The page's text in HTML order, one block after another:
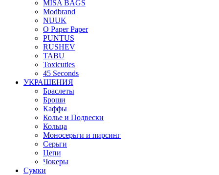
MISA BAGS
Modbrand
NUUK
O Paper Paper
PUNTUS
RUSHEV
TABU
Toxicuties
45 Seconds
УКРАШЕНИЯ
Браслеты
Броши
Каффы
Колье и Подвески
Кольца
Моносерьги и пирсинг
Серьги
Цепи
Чокеры
Сумки